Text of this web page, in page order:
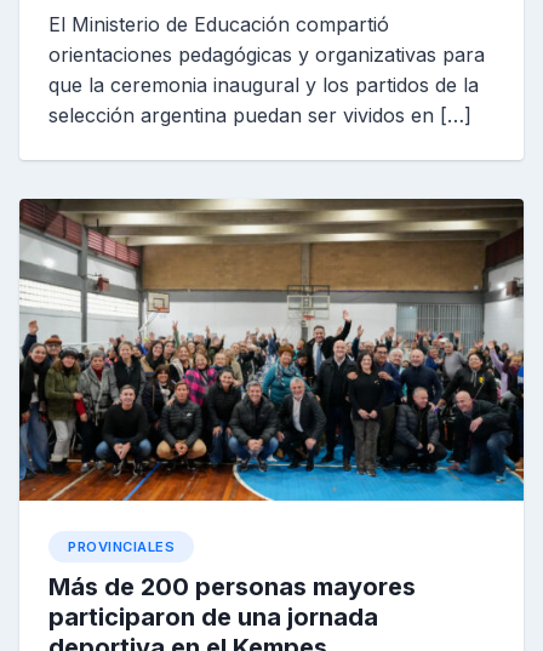
El Ministerio de Educación compartió
orientaciones pedagógicas y organizativas para
que la ceremonia inaugural y los partidos de la
selección argentina puedan ser vividos en […]
PROVINCIALES
Más de 200 personas mayores
participaron de una jornada